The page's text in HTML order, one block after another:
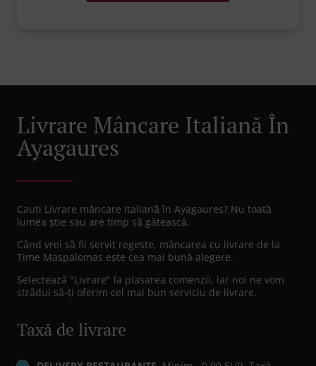
Livrare Mâncare Italiană În
Ayagaures
Cauți Livrare mâncare Italiană în Ayagaures? Nu toată
lumea știe sau are timp să gătească.
Când vrei să fii servit regește, mâncarea cu livrare de la
Time Maspalomas este cea mai bună alegere.
Selectează "Livrare" la plasarea comenzii, iar noi ne vom
strădui să-ți oferim cel mai bun serviciu de livrare.
Taxă de livrare